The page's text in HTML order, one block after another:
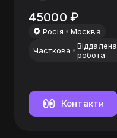
45000 ₽
Росiя
Москва
Часткова
Віддалена
робота
Контакти